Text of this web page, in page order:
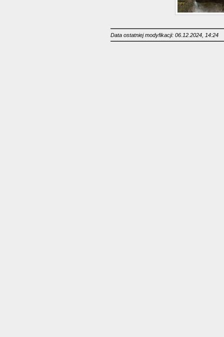
Data ostatniej modyfikacji: 06.12.2024, 14:24